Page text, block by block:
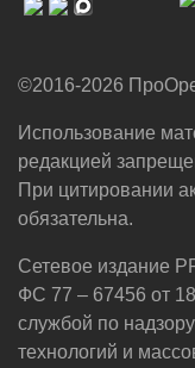
©2016-2026
Использование
редакцией
При цитировании
обязательна.
Сетевое издание
ФС 77 – 67456 от
службой по
технологий и